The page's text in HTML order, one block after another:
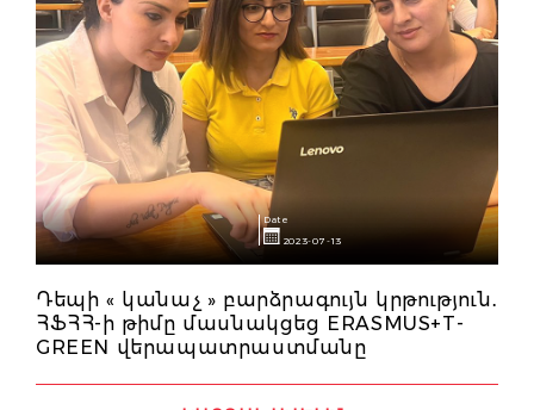
Date
2023-07-13
Դեպի « կանաչ » բարձրագույն կրթություն․
ՀՖՀՀ-ի թիմը մասնակցեց ERASMUS+T-
GREEN վերապատրաստմանը